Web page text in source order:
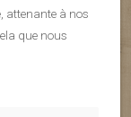
attenante à nos
que nous